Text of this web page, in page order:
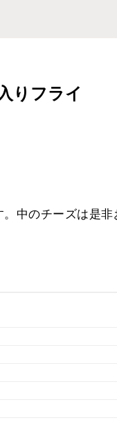
りフライ
中のチーズは是